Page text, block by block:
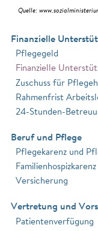
Quelle:
Finanzielle
Pflegegeld
Finanzielle
Zuschuss für
Rahmenfrist
24-Stunden-
Beruf und Pflege
Pflegekarenz und
Familienhospizkarenz
Versicherung
Vertretung und
Patientenverfügung